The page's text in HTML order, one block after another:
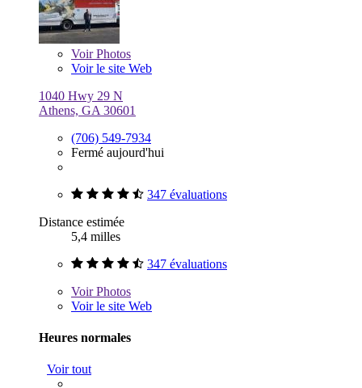
VoirPhotos
Voir le site Web
1040 Hwy 29 N
Athens, GA 30601
(706) 549-7934
Fermé aujourd'hui
347 évaluations
Distance estimée
5,4 milles
347 évaluations
VoirPhotos
Voir le site Web
Heures normales
Voir tout